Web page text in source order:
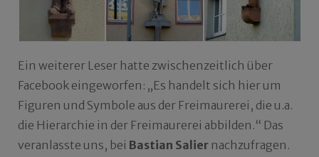
Ein weiterer Leser hatte zwischenzeitlich über
Facebook eingeworfen: „Es handelt sich hier um
Figuren und Symbole aus der Freimaurerei, die u.a.
die Hierarchie in der Freimaurerei abbilden.“ Das
veranlasste uns, bei Bastian Salier nachzufragen.